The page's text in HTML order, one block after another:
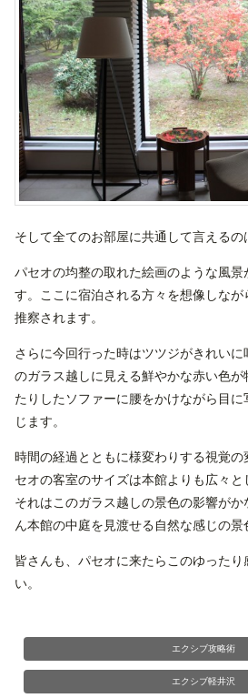
そして全てのお部屋に共通して言えるの
パセオの均整の取れた絵画のような風景
す。ここに宿泊される方々を想像しなが
推察されます。
さらに今回行った時はツツジがきれい
のガラス越しに見える鮮やかな赤い色が
たりしたソファーに腰をかけながら目
じます。
時間の経過とともに様変わりする視覚
セオの客室のサイズは本館よりも広々と
それはこのガラス越しの景色の影響が
ん本館の中庭を見渡せる自然な感じの景
皆さんも、パセオに来たらこのゆったり
い。
エクシブ攻略術
エクシブ軽井沢